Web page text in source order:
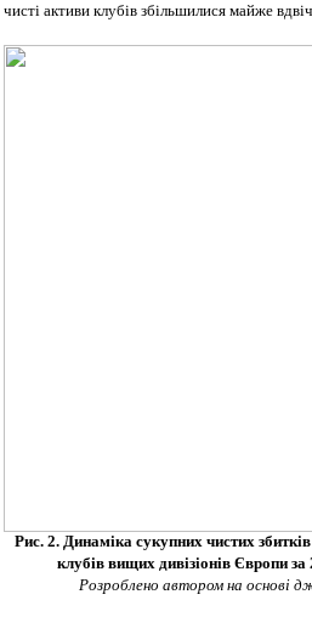
чисті активи клубів збільшилися майже
Рис. 2. Динаміка сукупних чистих
клубів вищих дивізіонів Європи
Розроблено автором на основі